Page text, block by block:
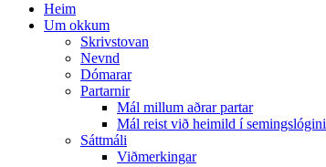
Heim
Um okkum
Skrivstovan
Nevnd
Dómarar
Partarnir
Mál millum aðrar partar
Mál reist við heimild í semingslógini
Sáttmáli
Viðmerkingar